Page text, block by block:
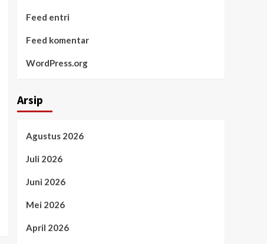
Feed entri
Feed komentar
WordPress.org
Arsip
Agustus 2026
Juli 2026
Juni 2026
Mei 2026
April 2026